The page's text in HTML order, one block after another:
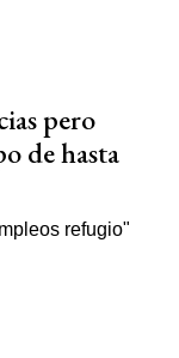
pero
de hasta